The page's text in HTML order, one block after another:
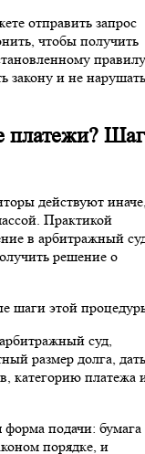
отправить запрос
чтобы получить
закону и не нарушать
платежи? Шаг
действуют
Практикой
в арбитражный
решение о
шаги этой
суд,
размер долга,
категорию платежа
подачи: бумага
порядке, и